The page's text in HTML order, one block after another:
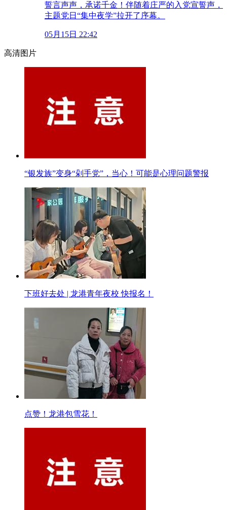
誓言声声，承诺千金！伴随着庄严的入党宣誓声，
主题党日“集中夜学”拉开了序幕。
05月15日 22:42
高清图片
“银发族”变身“剁手党”，当心！可能是心理问题警报
下班好去处 | 龙港青年夜校 快报名！
点赞！龙港包雪花！